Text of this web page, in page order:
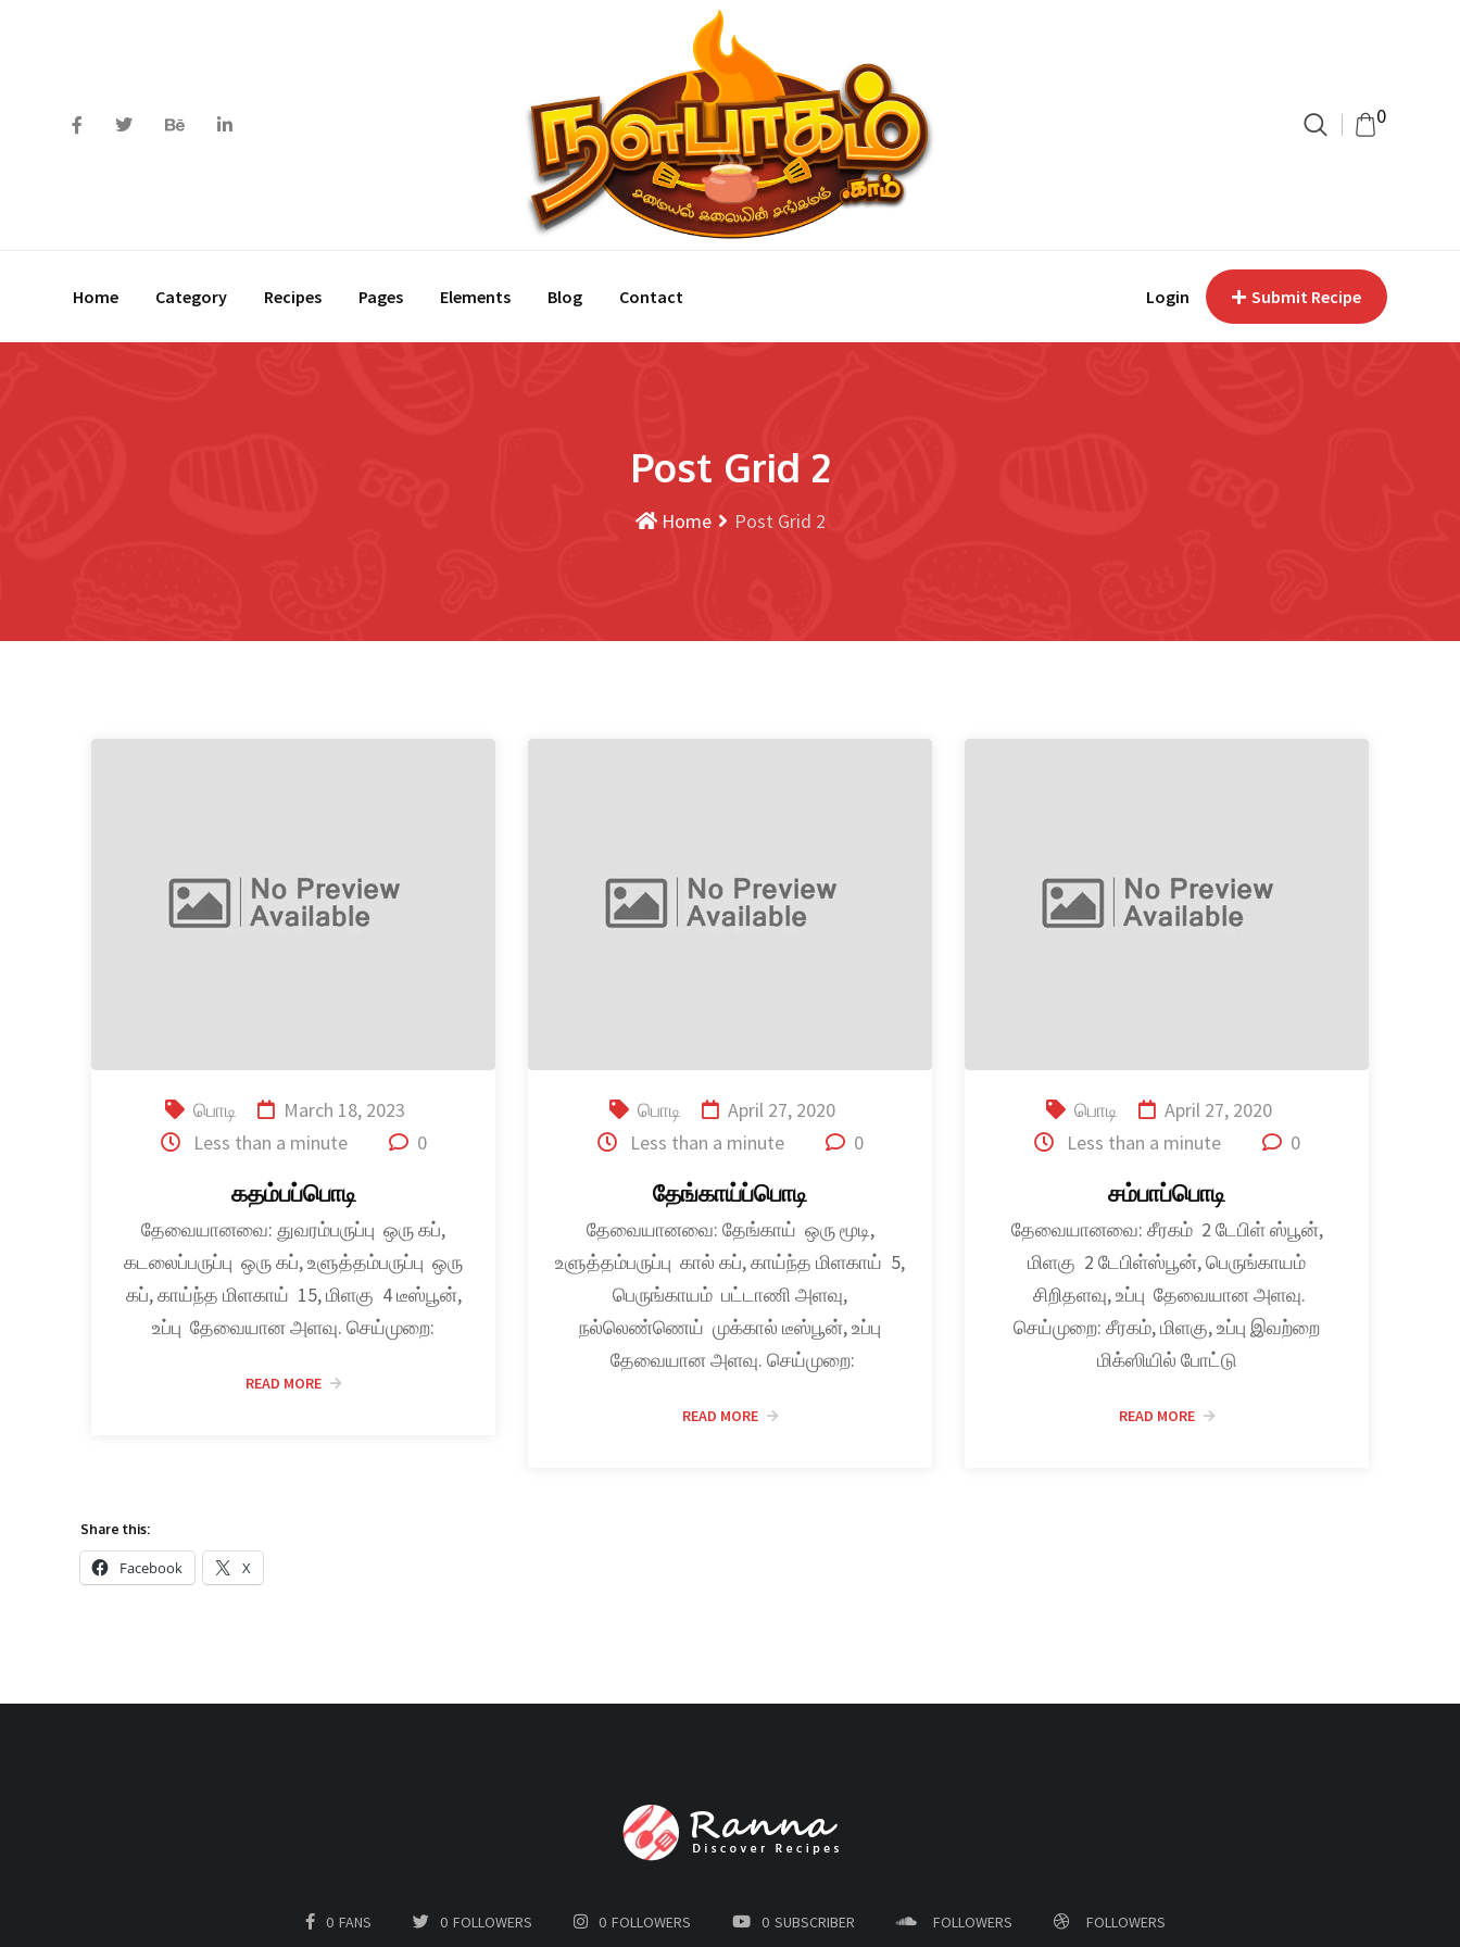
0
Home Category Recipes Pages Elements Blog Contact Login Submit Recipe
Post Grid 2
Home Post Grid 2
பொடி
March 18, 2023
Less than a minute
0
கதம்பப்பொடி
தேவையானவை: துவரம்பருப்பு ஒரு கப்,
கடலைப்பருப்பு ஒரு கப், உளுத்தம்பருப்பு ஒரு
கப், காய்ந்த மிளகாய் 15, மிளகு 4 டீஸ்பூன்,
உப்பு தேவையான அளவு. செய்முறை:
READ MORE
பொடி
April 27, 2020
Less than a minute
0
தேங்காய்ப்பொடி
தேவையானவை: தேங்காய் ஒரு மூடி,
உளுத்தம்பருப்பு கால் கப், காய்ந்த மிளகாய் 5,
பெருங்காயம் பட்டாணி அளவு,
நல்லெண்ணெய் முக்கால் டீஸ்பூன், உப்பு
தேவையான அளவு. செய்முறை:
READ MORE
பொடி
April 27, 2020
Less than a minute
0
சம்பாப்பொடி
தேவையானவை: சீரகம் 2 டேபிள் ஸ்பூன்,
மிளகு 2 டேபிள்ஸ்பூன், பெருங்காயம்
சிறிதளவு, உப்பு தேவையான அளவு.
செய்முறை: சீரகம், மிளகு, உப்பு இவற்றை
மிக்ஸியில் போட்டு
READ MORE
Share this:
Facebook X
0 FANS 0 FOLLOWERS 0 FOLLOWERS 0 SUBSCRIBER FOLLOWERS FOLLOWERS